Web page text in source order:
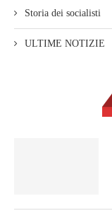
Storia dei socialisti
ULTIME NOTIZIE